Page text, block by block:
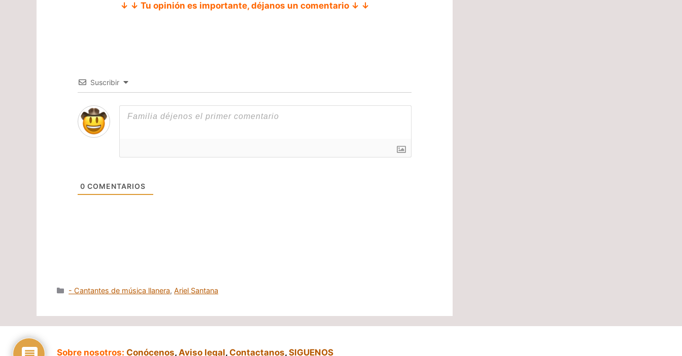
↓ ↓ Tu opinión es importante, déjanos un comentario ↓ ↓
Suscribir
0 COMENTARIOS
Categorías
- Cantantes de música llanera,Ariel Santana
Sobre nosotros: Conócenos, Aviso legal, Contactanos, SIGUENOS